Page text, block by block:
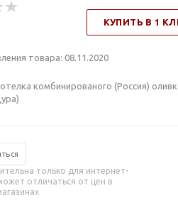
КУПИТЬ В 1
товара: 08.11.2020
комбинированого (Россия)
только для интернет-
отличаться от цен в